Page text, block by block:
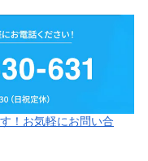
！お気軽にお問い合